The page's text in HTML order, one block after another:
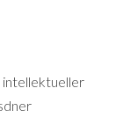
intellektueller